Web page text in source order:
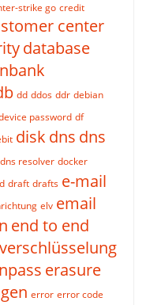
strike go credit
center
database
dd ddos ddr debian
password df
disk dns dns
dns resolver docker
draft drafts e-mail
elv email
end to end
erasure
error error code